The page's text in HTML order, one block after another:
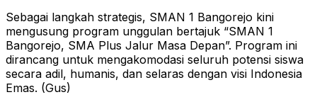
​Sebagai langkah strategis, SMAN 1 Bangorejo kini
mengusung program unggulan bertajuk “SMAN 1
Bangorejo, SMA Plus Jalur Masa Depan”. Program ini
dirancang untuk mengakomodasi seluruh potensi siswa
secara adil, humanis, dan selaras dengan visi Indonesia
Emas. (Gus)